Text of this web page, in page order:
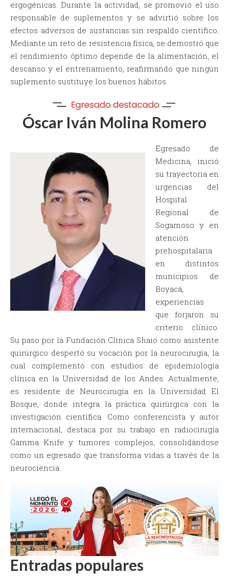
ergogénicas. Durante la actividad, se promovió el uso
responsable de suplementos y se advirtió sobre los
efectos adversos de sustancias sin respaldo científico.
Mediante un reto de resistencia física, se demostró que
el rendimiento óptimo depende de la alimentación, el
descanso y el entrenamiento, reafirmando que ningún
suplemento sustituye los buenos hábitos.
Óscar Iván Molina Romero
Egresado de
Medicina, inició
su trayectoria en
urgencias del
Hospital
Regional de
Sogamoso y en
atención
prehospitalaria
en distintos
municipios de
Boyacá,
experiencias
que forjaron su
criterio clínico.
Su paso por la Fundación Clínica Shaio como asistente
quirúrgico despertó su vocación por la neurocirugía, la
cual complementó con estudios de epidemiología
clínica en la Universidad de los Andes. Actualmente,
es residente de Neurocirugía en la Universidad El
Bosque, donde integra la práctica quirúrgica con la
investigación científica. Como conferencista y autor
internacional, destaca por su trabajo en radiocirugía
Gamma Knife y tumores complejos, consolidándose
como un egresado que transforma vidas a través de la
neurociencia.
Entradas populares